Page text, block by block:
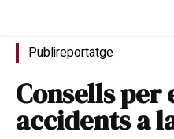
Publireportatge
Consells per
accidents a